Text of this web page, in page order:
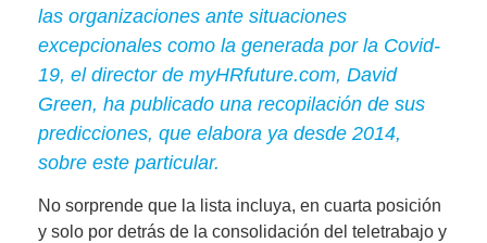
las organizaciones ante situaciones
excepcionales como la generada por la Covid-
19, el director de myHRfuture.com, David
Green, ha publicado una recopilación de sus
predicciones, que elabora ya desde 2014,
sobre este particular.
No sorprende que la lista incluya, en cuarta posición
y solo por detrás de la consolidación del teletrabajo y